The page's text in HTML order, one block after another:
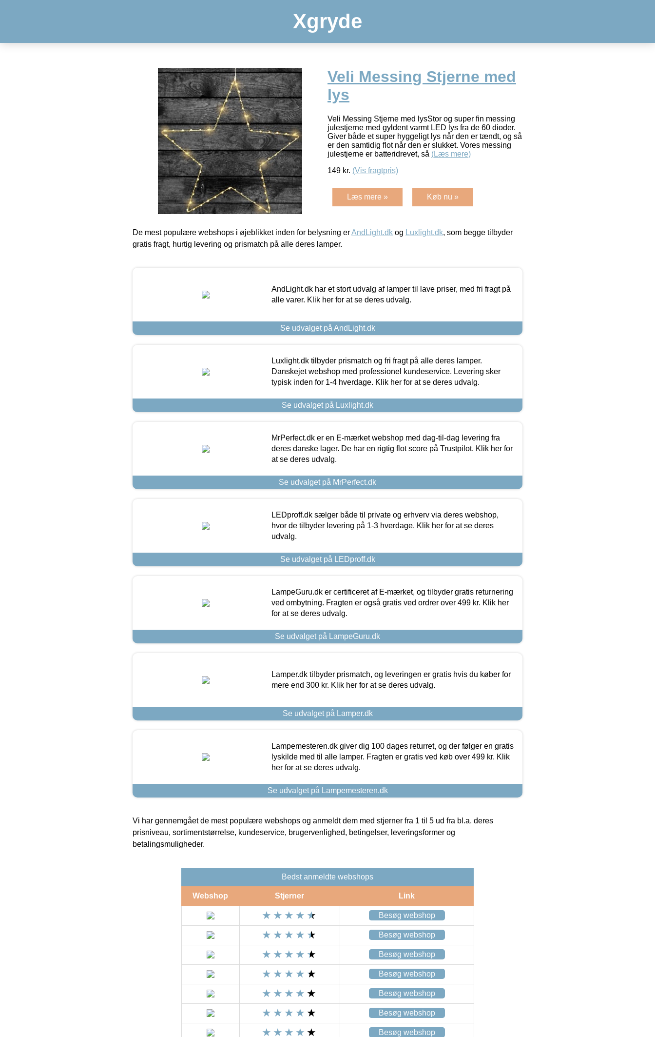
Xgryde
Veli Messing Stjerne med
lys
Veli Messing Stjerne med lysStor og super fin messing
julestjerne med gyldent varmt LED lys fra de 60 dioder.
Giver både et super hyggeligt lys når den er tændt, og så
er den samtidig flot når den er slukket. Vores messing
julestjerne er batteridrevet, så (Læs mere)
149 kr. (Vis fragtpris)
Læs mere » Køb nu »
De mest populære webshops i øjeblikket inden for belysning erAndLight.dk og Luxlight.dk, som begge tilbyder
gratis fragt, hurtig levering og prismatch på alle deres lamper.
AndLight.dk har et stort udvalg af lamper til lave priser, med fri fragt på
alle varer. Klik her for at se deres udvalg.
Se udvalget på AndLight.dk
Luxlight.dk tilbyder prismatch og fri fragt på alle deres lamper.
Danskejet webshop med professionel kundeservice. Levering sker
typisk inden for 1-4 hverdage. Klik her for at se deres udvalg.
Se udvalget på Luxlight.dk
MrPerfect.dk er en E-mærket webshop med dag-til-dag levering fra
deres danske lager. De har en rigtig flot score på Trustpilot. Klik her for
at se deres udvalg.
Se udvalget på MrPerfect.dk
LEDproff.dk sælger både til private og erhverv via deres webshop,
hvor de tilbyder levering på 1-3 hverdage. Klik her for at se deres
udvalg.
Se udvalget på LEDproff.dk
LampeGuru.dk er certificeret af E-mærket, og tilbyder gratis returnering
ved ombytning. Fragten er også gratis ved ordrer over 499 kr. Klik her
for at se deres udvalg.
Se udvalget på LampeGuru.dk
Lamper.dk tilbyder prismatch, og leveringen er gratis hvis du køber for
mere end 300 kr. Klik her for at se deres udvalg.
Se udvalget på Lamper.dk
Lampemesteren.dk giver dig 100 dages returret, og der følger en gratis
lyskilde med til alle lamper. Fragten er gratis ved køb over 499 kr. Klik
her for at se deres udvalg.
Se udvalget på Lampemesteren.dk
Vi har gennemgået de mest populære webshops og anmeldt dem med stjerner fra 1 til 5 ud fra bl.a. deres
prisniveau, sortimentstørrelse, kundeservice, brugervenlighed, betingelser, leveringsformer og
betalingsmuligheder.
Bedst anmeldte webshops
Webshop Stjerner Link
Besøg webshop
Besøg webshop
Besøg webshop
Besøg webshop
Besøg webshop
Besøg webshop
Besøg webshop